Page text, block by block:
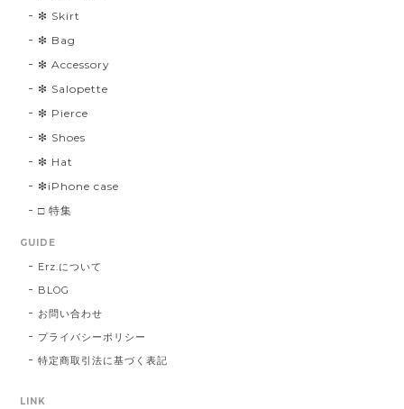
❇︎ Skirt
❇︎ Bag
❇︎ Accessory
❇︎ Salopette
❇︎ Pierce
❇︎ Shoes
❇︎ Hat
❇︎iPhone case
□ 特集
GUIDE
Erz.について
BLOG
お問い合わせ
プライバシーポリシー
特定商取引法に基づく表記
LINK